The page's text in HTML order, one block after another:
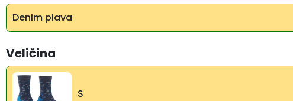
Denim plava
Veličina
S